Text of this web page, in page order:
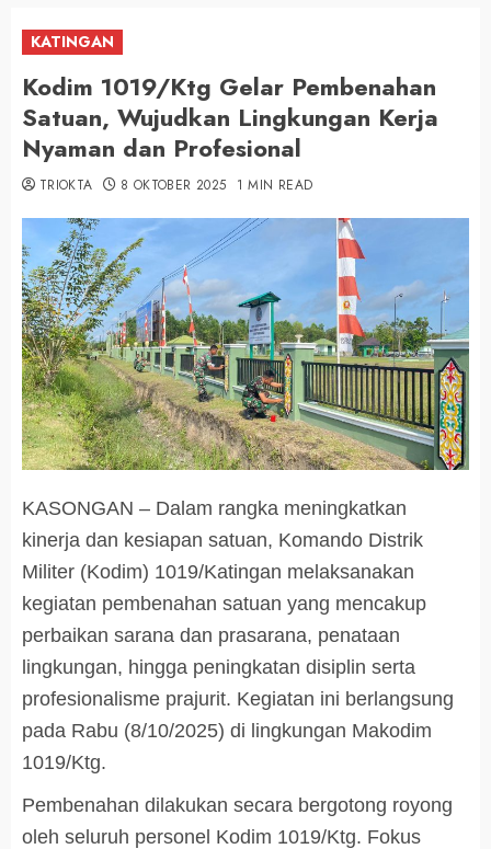
KATINGAN
Kodim 1019/Ktg Gelar Pembenahan
Satuan, Wujudkan Lingkungan Kerja
Nyaman dan Profesional
TRIOKTA 8 OKTOBER 2025 1 MIN READ
KASONGAN – Dalam rangka meningkatkan
kinerja dan kesiapan satuan, Komando Distrik
Militer (Kodim) 1019/Katingan melaksanakan
kegiatan pembenahan satuan yang mencakup
perbaikan sarana dan prasarana, penataan
lingkungan, hingga peningkatan disiplin serta
profesionalisme prajurit. Kegiatan ini berlangsung
pada Rabu (8/10/2025) di lingkungan Makodim
1019/Ktg.
Pembenahan dilakukan secara bergotong royong
oleh seluruh personel Kodim 1019/Ktg. Fokus